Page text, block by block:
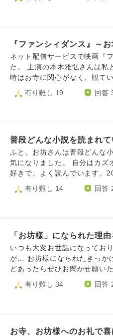
病のひとの気持ちはわからな
した。 ②上記のやりとりをしてる一般の方の質問が興味深か
ったので、おききしたいです
いることこそ生きていると言
苦しさ痛さ熱さを感じる、な
だったと思います。『地獄も
『ファンシィダンス』～
ネット配信サービスで映画『
た。 主演の本木雅弘さんは私
時はお寺に関心がなく、観て
と、とてもコミカルで楽しい
ばよかった」と思いました。
こに共感した」 「ここは現実
はもっとツワモノがいた」 「
た」 ……などなど。 宗派や時代は問いません。皆さまのリ
アルなお話を楽しみにしてい
有り難し 19 回答
普段どんな小説を読まれて
ふと、お坊さんは普段どんな
気になりました。 自分はカズオ・イシグロさんの小説が大
好きで、よく読んでいます。
賞された方です。日本に住ん
係で５歳のときに渡英された
は９作品しかありません。 【全作品一言あらすじ】 ①『遠
い山なみの光』（A Pale
時代を回顧するイギリス在住
家』（An Artist of the
mains of the Day, 1989）
を突き止めるために探偵にな
有り難し 14 回答
「お坊様」になられた理
いつも大変お世話になっております。 表題の
が… お坊様になられたきっか
どあったらぜひお聞かせ願いたいです。 私
ハをキッカケに仏教に非常に
しいことに厳しいだろう修行
有り難し 34 回答
お寺、お坊様へのお礼で喜